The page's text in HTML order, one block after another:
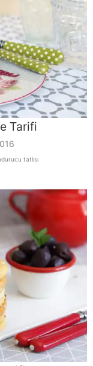
Tarifi
tatlısı